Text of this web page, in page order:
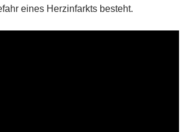
eines Herzinfarkts besteht.